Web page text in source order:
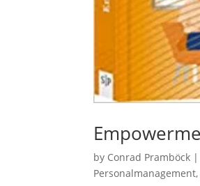
by Conrad Pramböck |
Personalmanagement,